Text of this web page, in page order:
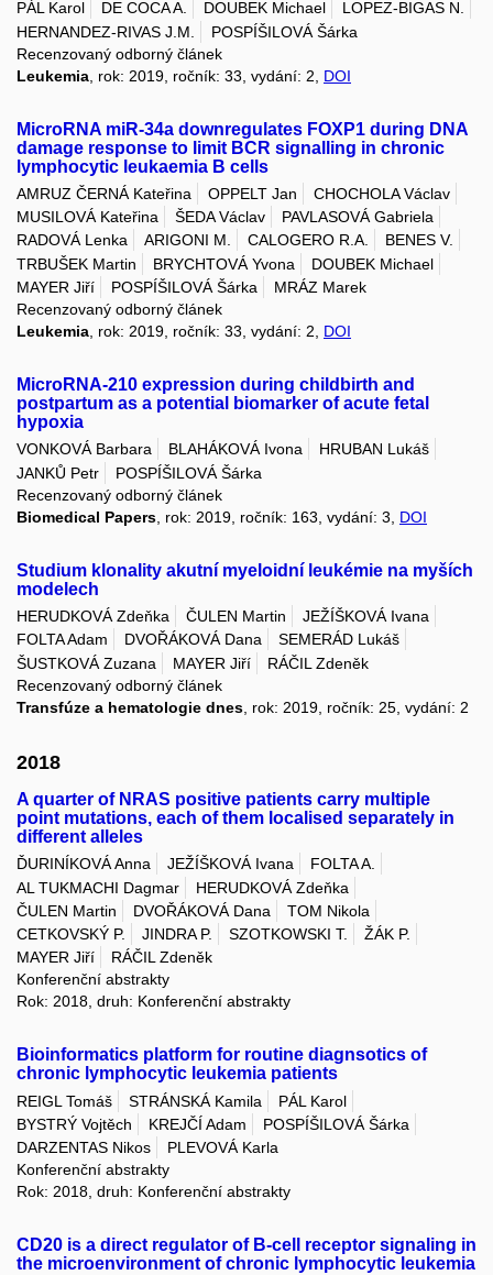
PÁL Karol DE COCA A. DOUBEK Michael
LOPEZ-BIGAS N.
HERNANDEZ-RIVAS J.M.
POSPÍŠILOVÁ Šárka
Recenzovaný odborný článek
Leukemia , rok: 2019, ročník: 33, vydání: 2, DOI
MicroRNA miR-34a downregulates FOXP1 during DNA
damage response to limit BCR signalling in chronic
lymphocytic leukaemia B cells
AMRUZ ČERNÁ Kateřina OPPELT Jan
CHOCHOLA Václav
MUSILOVÁ Kateřina
ŠEDA Václav
PAVLASOVÁ Gabriela
RADOVÁ Lenka
ARIGONI M. CALOGERO R.A.
BENES V.
TRBUŠEK Martin
BRYCHTOVÁ Yvona
DOUBEK Michael
MAYER Jiří
POSPÍŠILOVÁ Šárka
MRÁZ Marek
Recenzovaný odborný článek
Leukemia , rok: 2019, ročník: 33, vydání: 2, DOI
MicroRNA-210 expression during childbirth and
postpartum as a potential biomarker of acute fetal
hypoxia
VONKOVÁ Barbara BLAHÁKOVÁ Ivona
HRUBAN Lukáš
JANKŮ Petr
POSPÍŠILOVÁ Šárka
Recenzovaný odborný článek
Biomedical Papers , rok: 2019, ročník: 163, vydání: 3, DOI
Studium klonality akutní myeloidní leukémie na myších
modelech
HERUDKOVÁ Zdeňka ČULEN Martin
JEŽÍŠKOVÁ Ivana
FOLTA Adam
DVOŘÁKOVÁ Dana
SEMERÁD Lukáš
ŠUSTKOVÁ Zuzana
MAYER Jiří
RÁČIL Zdeněk
Recenzovaný odborný článek
Transfúze a hematologie dnes , rok: 2019, ročník: 25, vydání: 2
2018
A quarter of NRAS positive patients carry multiple
point mutations, each of them localised separately in
different alleles
ĎURINÍKOVÁ Anna JEŽÍŠKOVÁ Ivana
FOLTA A.
AL TUKMACHI Dagmar
HERUDKOVÁ Zdeňka
ČULEN Martin
DVOŘÁKOVÁ Dana
TOM Nikola
CETKOVSKÝ P.
JINDRA P. SZOTKOWSKI T.
ŽÁK P.
MAYER Jiří
RÁČIL Zdeněk
Konferenční abstrakty
Rok: 2018, druh: Konferenční abstrakty
Bioinformatics platform for routine diagnsotics of
chronic lymphocytic leukemia patients
REIGL Tomáš STRÁNSKÁ Kamila
PÁL Karol
BYSTRÝ Vojtěch
KREJČÍ Adam
POSPÍŠILOVÁ Šárka
DARZENTAS Nikos
PLEVOVÁ Karla
Konferenční abstrakty
Rok: 2018, druh: Konferenční abstrakty
CD20 is a direct regulator of B-cell receptor signaling in
the microenvironment of chronic lymphocytic leukemia